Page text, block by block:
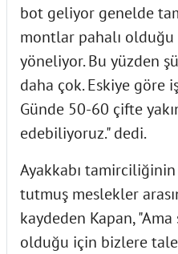
bot geliyor genelde
montlar pahalı
yöneliyor. Bu yüzden
daha çok. Eskiye göre
Günde 50-60 çifte
edebiliyoruz." dedi.
Ayakkabı
tutmuş meslekler
kaydeden Kapan,
olduğu için bizlere